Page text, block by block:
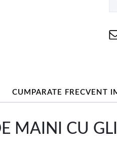
CUMPARATE FRECVENT
MAINI CU